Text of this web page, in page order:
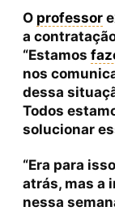
O professor
a
“Estamos
nos
dessa
Todos
solucionar
“Era para
atrás, mas a
nessa